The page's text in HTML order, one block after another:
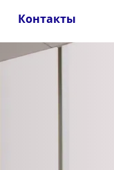
Контакты